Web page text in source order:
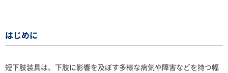
はじめに
短下肢装具は、下肢に影響を及ぼす多様な病気や障害などを持つ幅